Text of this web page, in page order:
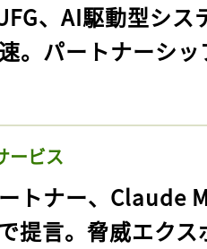
、AI駆動型シ
。パートナーシ
ービス
ートナー、Claude
提言。脅威エク